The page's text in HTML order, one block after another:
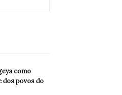
como
dos povos do